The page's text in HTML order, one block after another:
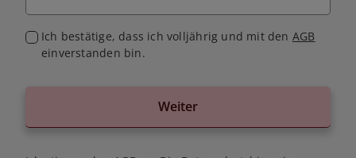
Ich bestätige, dass ich volljährig und mit den AGB
einverstanden bin.
Weiter